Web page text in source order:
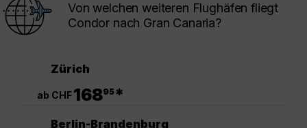
Von welchen weiteren Flughäfen fliegt
Condor nach Gran Canaria?
Zürich
ab CHF16895*
Berlin-Brandenburg